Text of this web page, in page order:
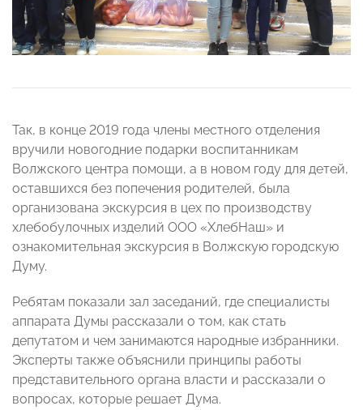
Так, в конце 2019 года члены местного отделения
вручили новогодние подарки воспитанникам
Волжского центра помощи, а в новом году для детей,
оставшихся без попечения родителей, была
организована экскурсия в цех по производству
хлебобулочных изделий ООО «ХлебНаш» и
ознакомительная экскурсия в Волжскую городскую
Думу.
Ребятам показали зал заседаний, где специалисты
аппарата Думы рассказали о том, как стать
депутатом и чем занимаются народные избранники.
Эксперты также объяснили принципы работы
представительного органа власти и рассказали о
вопросах, которые решает Дума.